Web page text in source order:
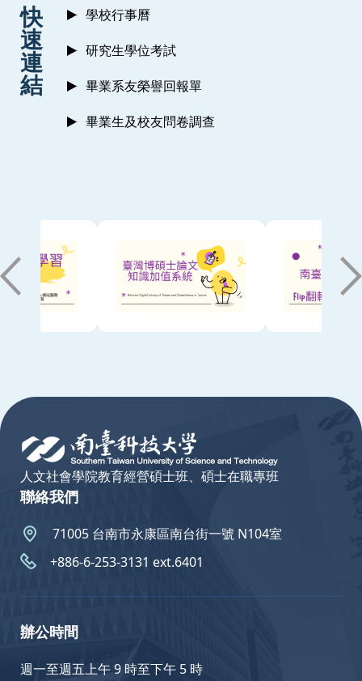
快
速
連
結
學校行事曆
研究生學位考試
畢業系友榮譽回報單
畢業生及校友問卷調查
人文社會學院教育經營碩士班、碩士在職專班
聯絡我們
71005 台南市永康區南台街一號 N104室
+886-6-253-3131 ext.6401
辦公時間
週一至週五上午 9 時至下午 5 時